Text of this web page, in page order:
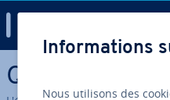
Aller au contenu principal
Qu’est-ce que
Informations
Nous utilisons des